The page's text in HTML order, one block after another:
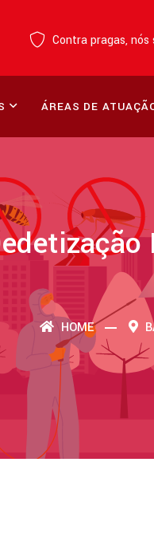
Contra pragas,
ÁREAS DE
HOME